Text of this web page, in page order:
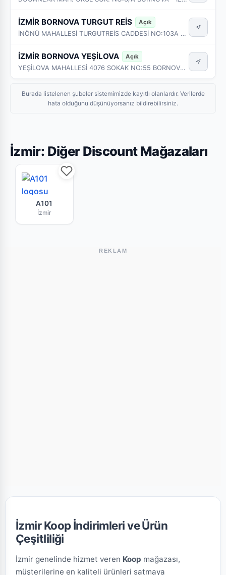
İZMİR BORNOVA TURGUT REİS Açık
İNÖNÜ MAHALLESİ TURGUTREİS CADDESİ NO:103A BORNOVA - İZMİR
İZMİR BORNOVA YEŞİLOVA Açık
YEŞİLOVA MAHALLESİ 4076 SOKAK NO:55 BORNOVA - İZMİR
Burada listelenen şubeler sistemimizde kayıtlı olanlardır. Verilerde
hata olduğunu düşünüyorsanız bildirebilirsiniz.
İzmir: Diğer Discount Mağazaları
A101 İzmir mağazasının bu haftaki güncel
A101
İzmir
REKLAM
İzmir Koop İndirimleri ve Ürün
Çeşitliliği
İzmir genelinde hizmet veren Koop mağazası,
müşterilerine en kaliteli ürünleri satmaya